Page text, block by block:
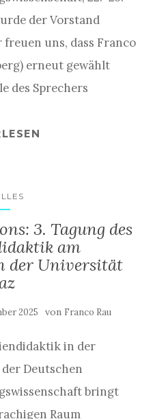
der Vorstand
uns, dass Franco
erneut gewählt
des Sprechers
3. Tagung des
am
der Universität
2025 von Franco Rau
in der
Deutschen
bringt
Raum